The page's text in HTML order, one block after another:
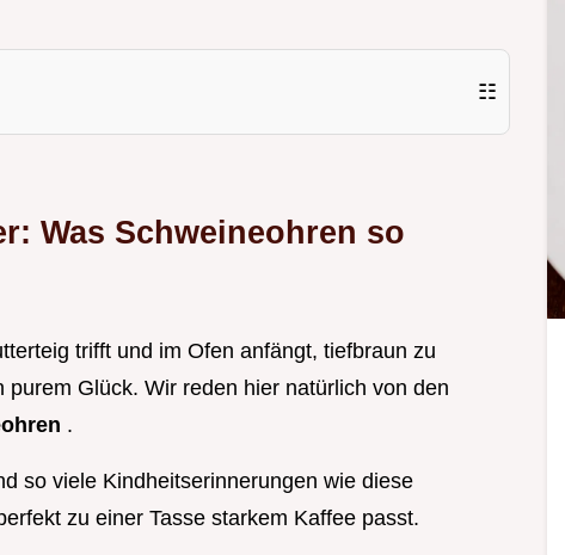
☷
Was Schweineohren so
trifft und im Ofen anfängt, tiefbraun zu
Glück. Wir reden hier natürlich von den
.
so viele Kindheitserinnerungen wie diese
zu einer Tasse starkem Kaffee passt.